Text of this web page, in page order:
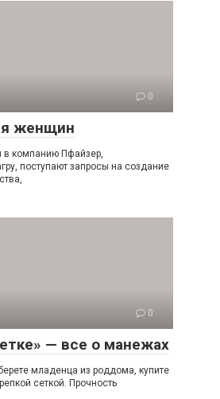
0
женщин
в компанию Пфайзер,
поступают запросы на создание
0
— все о манежах
младенца из роддома, купите
сеткой. Прочность